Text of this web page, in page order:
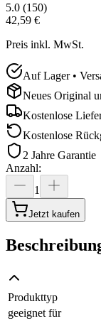
5.0 (150)
42,59 €
Preis inkl. MwSt.
Auf Lager •
Neues Original
Kostenlose
Kostenlose
2 Jahre Garantie
Anzahl:
1
Jetzt kaufen
Produkttyp
geeignet für